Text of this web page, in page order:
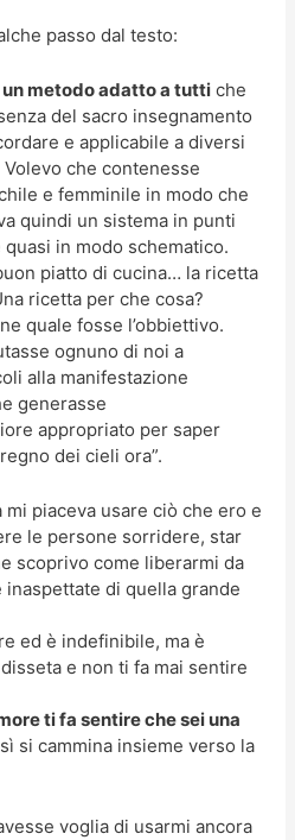
passo dal testo:
un metodo adatto a tutti che
del sacro insegnamento
e applicabile a diversi
che contenesse
e femminile in modo che
quindi un sistema in punti
in modo schematico.
piatto di cucina… la ricetta
ricetta per che cosa?
quale fosse l’obbiettivo.
ognuno di noi a
alla manifestazione
generasse
appropriato per saper
dei cieli ora”.
mi piaceva usare ciò che ero e
le persone sorridere, star
scoprivo come liberarmi da
di quella grande
ed è indefinibile, ma è
e non ti fa mai sentire
ti fa sentire che sei una
si cammina insieme verso la
voglia di usarmi ancora